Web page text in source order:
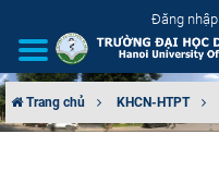
Đăng nhập
Trang chủ KHCN-HTPT